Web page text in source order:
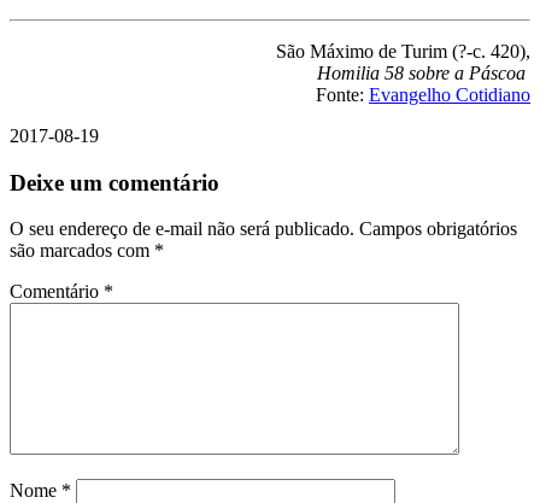
São Máximo de Turim (?-c. 420),
Homilia 58 sobre a Páscoa
Fonte: Evangelho Cotidiano
2017-08-19
Deixe um comentário
O seu endereço de e-mail não será publicado. Campos obrigatórios
são marcados com *
Comentário *
Nome *